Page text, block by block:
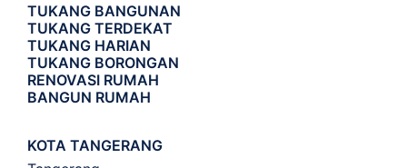
TUKANG BANGUNAN
TUKANG TERDEKAT
TUKANG HARIAN
TUKANG BORONGAN
RENOVASI RUMAH
BANGUN RUMAH
KOTA TANGERANG